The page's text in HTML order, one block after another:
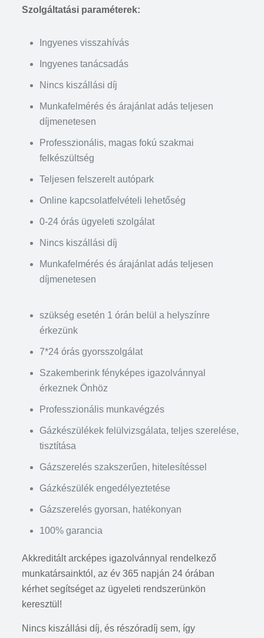
Szolgáltatási paraméterek:
Ingyenes visszahívás
Ingyenes tanácsadás
Nincs kiszállási díj
Munkafelmérés és árajánlat adás teljesen
díjmenetesen
Professzionális, magas fokú szakmai
felkészültség
Teljesen felszerelt autópark
Online kapcsolatfelvételi lehetőség
0-24 órás ügyeleti szolgálat
Nincs kiszállási díj
Munkafelmérés és árajánlat adás teljesen
díjmenetesen
szükség esetén 1 órán belül a helyszínre
érkezünk
7*24 órás gyorsszolgálat
Szakemberink fényképes igazolvánnyal
érkeznek Önhöz
Professzionális munkavégzés
Gázkészülékek felülvizsgálata, teljes szerelése,
tisztítása
Gázszerelés szakszerűen, hitelesítéssel
Gázkészülék engedélyeztetése
Gázszerelés gyorsan, hatékonyan
100% garancia
Akkreditált arcképes igazolvánnyal rendelkező
munkatársainktól, az év 365 napján 24 órában
kérhet segítséget az ügyeleti rendszerünkön
keresztül!
Nincs kiszállási díj, és részóradíj sem, így